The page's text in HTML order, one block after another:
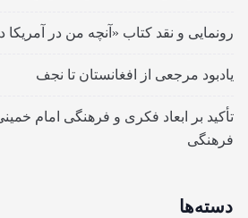
رونمایی و نقد کتاب «آنچه من در آمریکا
یادبود مرجعی از افغانستان تا نجف
تأکید بر ابعاد فکری و فرهنگی امام
فرهنگی
دسته‌ها